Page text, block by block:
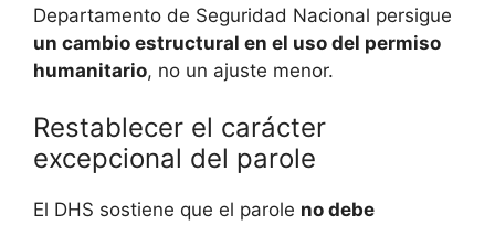
Departamento de Seguridad Nacional persigue
un cambio estructural en el uso del permiso
humanitario, no un ajuste menor.
Restablecer el carácter
excepcional del parole
El DHS sostiene que el parole no debe